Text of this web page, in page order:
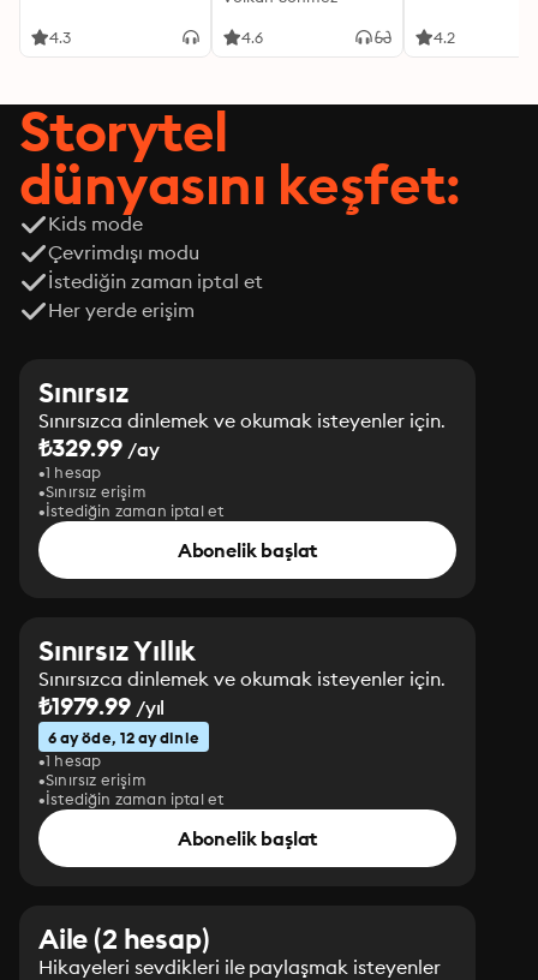
4.3 4.6 4.2
Storytel
dünyasını keşfet:
Kids mode
Çevrimdışı modu
İstediğin zaman iptal et
Her yerde erişim
Sınırsız
Sınırsızca dinlemek ve okumak isteyenler için.
₺329.99 /ay
1 hesap
Sınırsız erişim
İstediğin zaman iptal et
Abonelik başlat
Sınırsız Yıllık
Sınırsızca dinlemek ve okumak isteyenler için.
₺1979.99/yıl
6 ay öde, 12 ay dinle
1 hesap
Sınırsız erişim
İstediğin zaman iptal et
Abonelik başlat
Aile (2 hesap)
Hikayeleri sevdikleri ile paylaşmak isteyenler